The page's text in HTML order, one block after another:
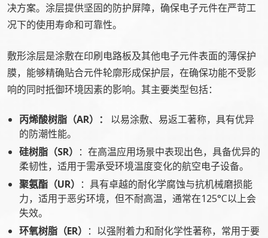
决方案。涂层提供坚固的防护屏障，确保电子元件在严苛工
况下的使用寿命和可靠性。‌
敷形涂层是涂敷在印刷电路板及其他电子元件表面的薄保护
膜，能够精确贴合元件轮廓形成保护层，在确保功能不受影
响的同时抵御环境因素的影响。其主要类型包括：
丙烯酸树脂（AR）：
以易涂敷、易返工著称，具有优异
的防潮性能。
硅树脂（SR） ：在高温应用场景中表现出色，具备优异的
柔韧性，适用于需承受环境温度变化的航空电子设备。
聚氨酯（UR） ：具有卓越的耐化学腐蚀与抗机械磨损能
力，适用于恶劣环境，但不耐高温，通常在125°C以上会
失效。
环氧树脂（ER） ：以强附着力和耐化学性著称，常用于要